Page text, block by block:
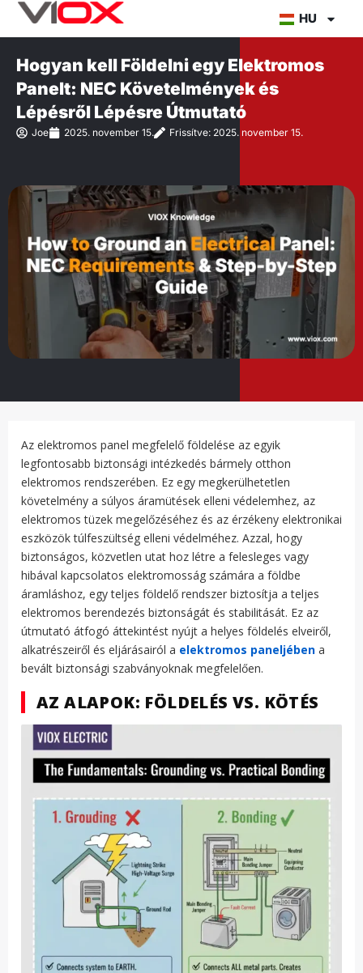
Ugrás
HU
Hogyan kell Földelni egy Elektromos
Panelt: NEC Követelmények és
Lépésről Lépésre Útmutató
Joe 2025. november 15. Frissítve: 2025. november 15.
Az elektromos panel megfelelő földelése az egyik
legfontosabb biztonsági intézkedés bármely otthon
elektromos rendszerében. Ez egy megkerülhetetlen
követelmény a súlyos áramütések elleni védelemhez, az
elektromos tüzek megelőzéséhez és az érzékeny elektronikai
eszközök túlfeszültség elleni védelméhez. Azzal, hogy
biztonságos, közvetlen utat hoz létre a felesleges vagy
hibával kapcsolatos elektromosság számára a földbe
áramláshoz, egy teljes földelő rendszer biztosítja a teljes
elektromos berendezés biztonságát és stabilitását. Ez az
útmutató átfogó áttekintést nyújt a helyes földelés elveiről,
alkatrészeiről és eljárásairól a elektromos paneljében a
bevált biztonsági szabványoknak megfelelően.
AZ ALAPOK: FÖLDELÉS VS. KÖTÉS